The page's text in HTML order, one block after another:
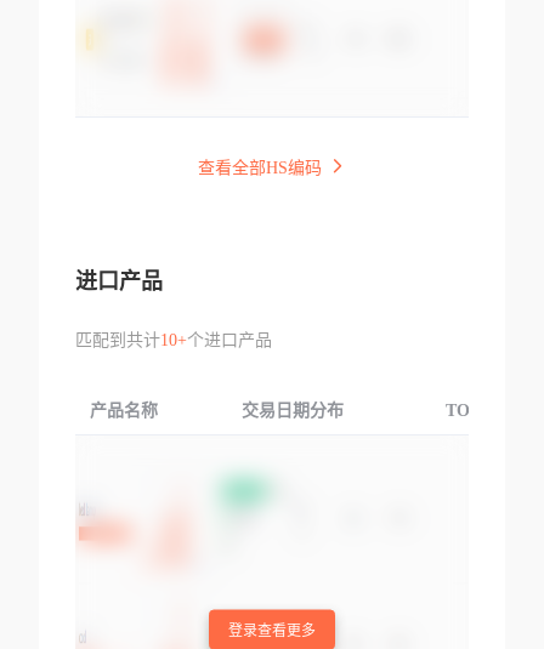
查看全部HS编码
进口产品
匹配到共计10+个进口产品
产品名称 交易日期分布 TOP3交易国
登录查看更多